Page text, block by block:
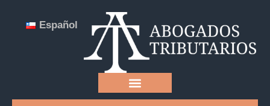
Español